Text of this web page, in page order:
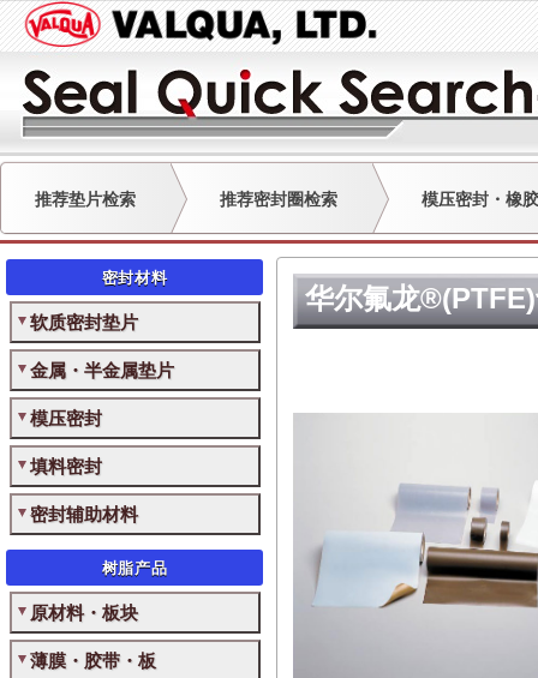
推荐垫片检索 推荐密封圈检索 模压密封・橡
密封材料
软质密封垫片
金属・半金属垫片
模压密封
填料密封
密封辅助材料
树脂产品
原材料・板块
薄膜・胶带・板
华尔氟龙